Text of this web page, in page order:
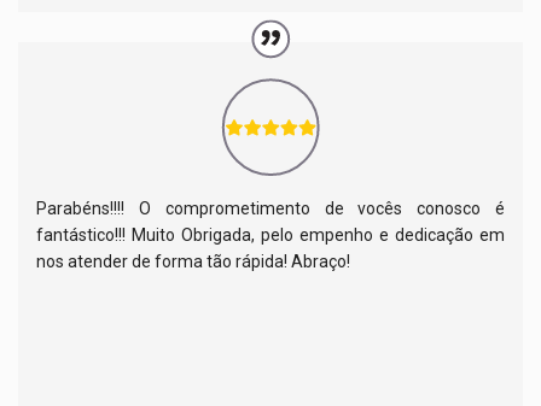
Parabéns!!!! O comprometimento de vocês conosco é
fantástico!!! Muito Obrigada, pelo empenho e dedicação em
nos atender de forma tão rápida! Abraço!